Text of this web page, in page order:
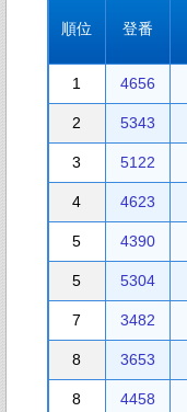
順位 登番
1 4656
2 5343
3 5122
4 4623
5 4390
5 5304
7 3482
8 3653
8 4458